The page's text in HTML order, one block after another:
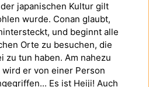
japanischen Kultur gilt
wurde. Conan glaubt,
und beginnt alle
Orte zu besuchen, die
zu tun haben. Am nahezu
er von einer Person
Es ist Heiji! Auch